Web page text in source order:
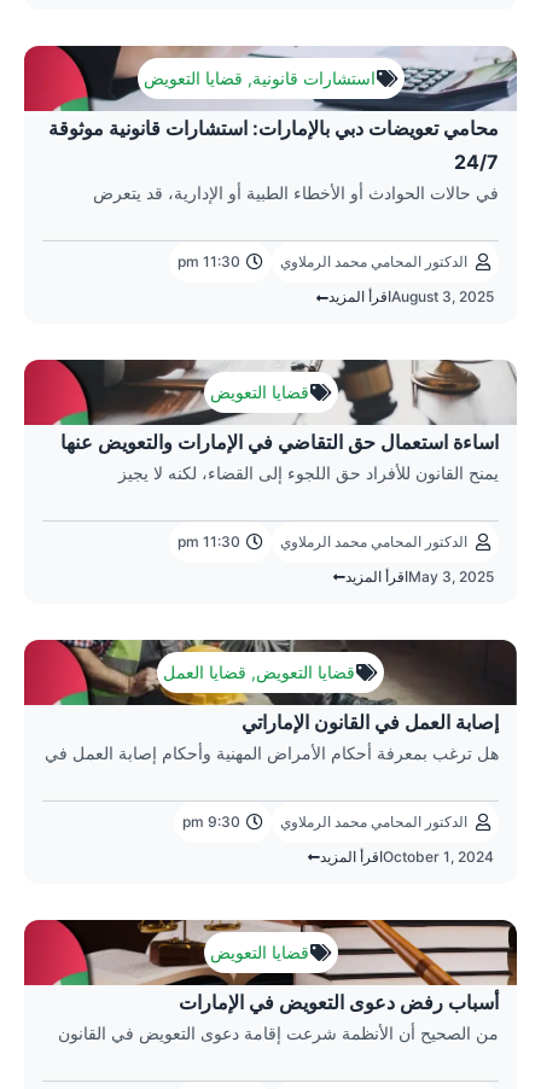
استشارات قانونية, قضايا التعويض
محامي تعويضات دبي بالإمارات: استشارات قانونية موثوقة
24/7
في حالات الحوادث أو الأخطاء الطبية أو الإدارية، قد يتعرض
الدكتور المحامي محمد الرملاوي
11:30 pm
August 3, 2025اقرأ المزيد
قضايا التعويض
اساءة استعمال حق التقاضي في الإمارات والتعويض عنها
يمنح القانون للأفراد حق اللجوء إلى القضاء، لكنه لا يجيز
الدكتور المحامي محمد الرملاوي
11:30 pm
May 3, 2025اقرأ المزيد
قضايا التعويض, قضايا العمل
إصابة العمل في القانون الإماراتي
هل ترغب بمعرفة أحكام الأمراض المهنية وأحكام إصابة العمل في
الدكتور المحامي محمد الرملاوي
9:30 pm
October 1, 2024اقرأ المزيد
قضايا التعويض
أسباب رفض دعوى التعويض في الإمارات
من الصحيح أن الأنظمة شرعت إقامة دعوى التعويض في القانون